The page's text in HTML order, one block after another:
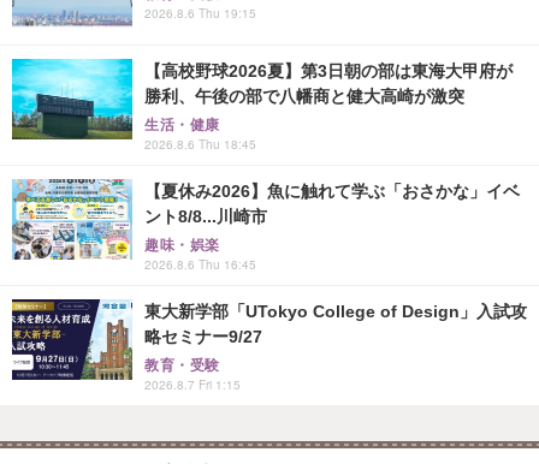
2026.8.6 Thu 19:15
【高校野球2026夏】第3日朝の部は東海大甲府が
勝利、午後の部で八幡商と健大高崎が激突
生活・健康
2026.8.6 Thu 18:45
【夏休み2026】魚に触れて学ぶ「おさかな」イベ
ント8/8...川崎市
趣味・娯楽
2026.8.6 Thu 16:45
東大新学部「UTokyo College of Design」入試攻
略セミナー9/27
教育・受験
2026.8.7 Fri 1:15